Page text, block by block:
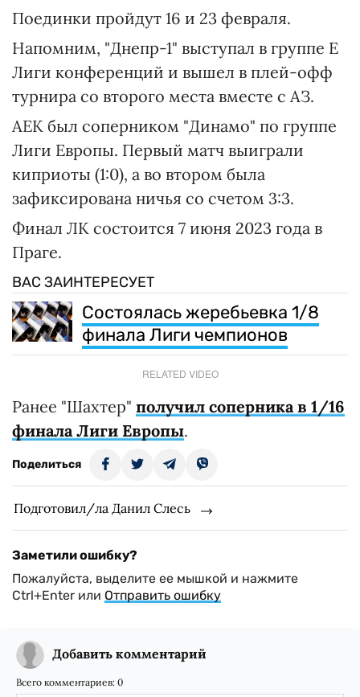
Поединки пройдут 16 и 23 февраля.
Напомним, "Днепр-1" выступал в группе Е
Лиги конференций и вышел в плей-офф
турнира со второго места вместе с АЗ.
АЕК был соперником "Динамо" по группе
Лиги Европы. Первый матч выиграли
киприоты (1:0), а во втором была
зафиксирована ничья со счетом 3:3.
Финал ЛК состоится 7 июня 2023 года в
Праге.
ВАС ЗАИНТЕРЕСУЕТ
Cостоялась жеребьевка 1/8
финала Лиги чемпионов
RELATED VIDEO
Ранее "Шахтер" получил соперника в 1/16
финала Лиги Европы.
Поделиться
Подготовил/ла Данил Слесь
Заметили ошибку?
Пожалуйста, выделите ее мышкой и нажмите
Ctrl+Enter или Отправить ошибку
Добавить комментарий
Всего комментариев: 0